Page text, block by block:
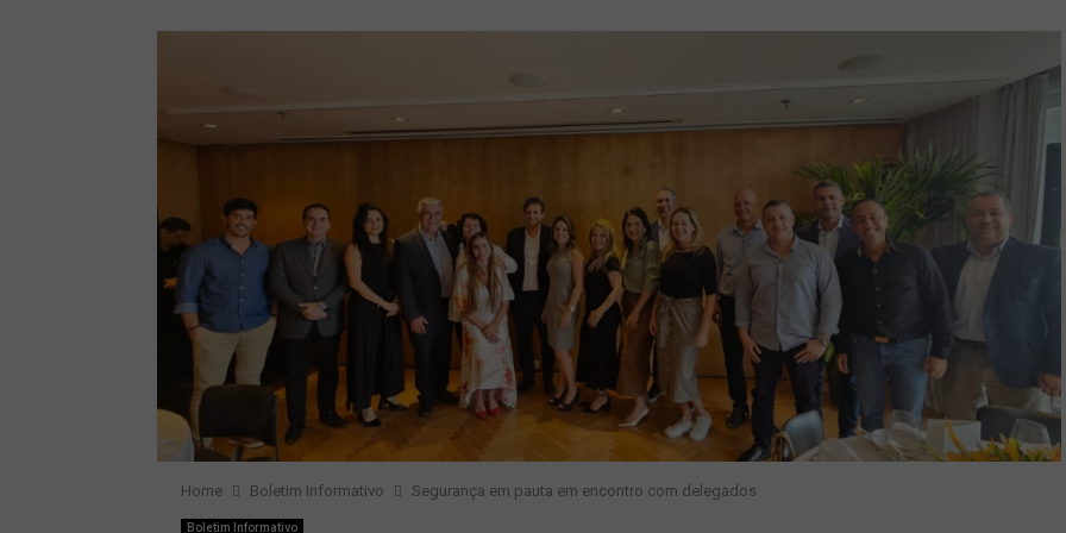
Home Boletim Informativo Segurança em pauta em encontro com delegados
Boletim Informativo